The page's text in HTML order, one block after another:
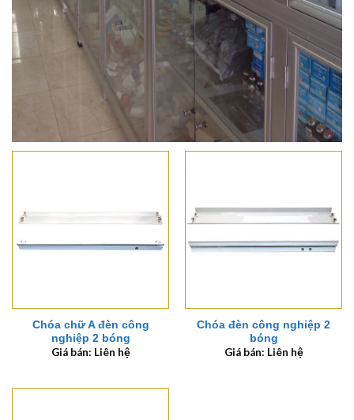
Chóa chữ A đèn công
nghiệp 2 bóng
Giá bán: Liên hệ
Chóa đèn công nghiệp 2
bóng
Giá bán: Liên hệ